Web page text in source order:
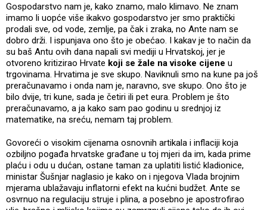
Gospodarstvo nam je, kako znamo, malo klimavo. Ne znam
imamo li uopće više ikakvo gospodarstvo jer smo praktički
prodali sve, od vode, zemlje, pa čak i zraka, no Ante nam se
dobro drži. I ispunjava ono što je obećao. I kakav je to način da
su baš Antu ovih dana napali svi mediji u Hrvatskoj, jer je
otvoreno kritizirao Hrvate koji se žale na visoke cijene u
trgovinama. Hrvatima je sve skupo. Naviknuli smo na kune pa još
preračunavamo i onda nam je, naravno, sve skupo. Ono što je
bilo dvije, tri kune, sada je četiri ili pet eura. Problem je što
preračunavamo, a ja kako sam pao godinu u srednjoj iz
matematike, na sreću, nemam taj problem.
Govoreći o visokim cijenama osnovnih artikala i inflaciji koja
ozbiljno pogađa hrvatske građane u toj mjeri da im, kada prime
plaću i odu u dućan, ostane taman za uplatiti listić kladionice,
ministar Šušnjar naglasio je kako on i njegova Vlada brojnim
mjerama ublažavaju inflatorni efekt na kućni budžet. Ante se
osvrnuo na regulaciju struje i plina, a posebno je apostrofirao